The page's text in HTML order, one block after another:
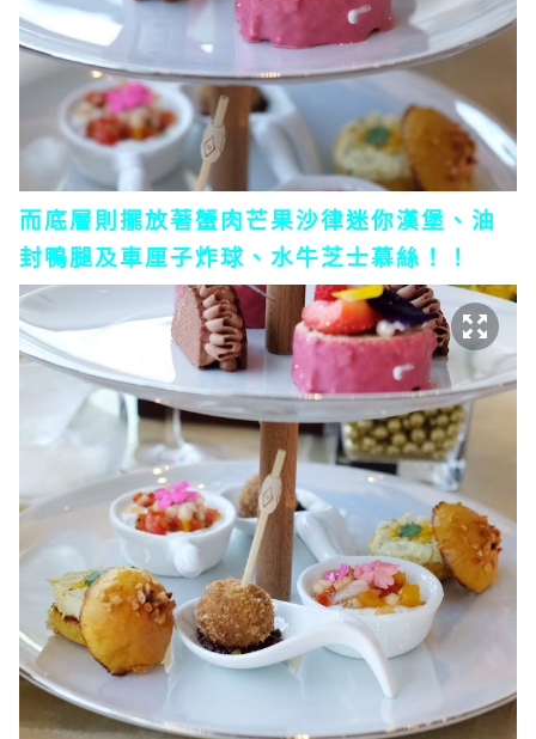
而底層則擺放著蟹肉芒果沙律迷你漢堡、油
封鴨腿及車厘子炸球、水牛芝士慕絲！！